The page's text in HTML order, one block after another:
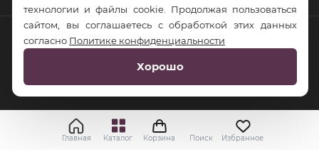
© RusTrus. 2011-2026. Все права защищены
RS Digital
Главная Каталог Корзина Поиск Избранное
технологии и файлы cookie. Продолжая пользоваться
сайтом, вы соглашаетесь с обработкой этих данных
согласно Политике конфиденциальности
Хорошо